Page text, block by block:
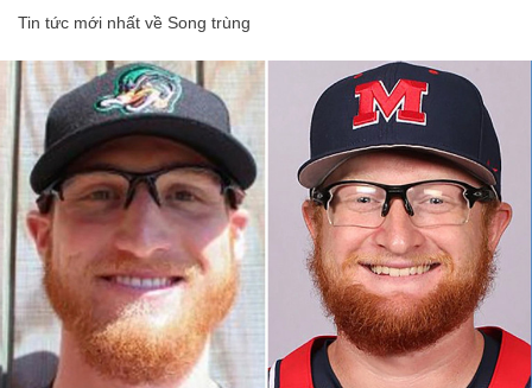
Tin tức mới nhất về Song trùng